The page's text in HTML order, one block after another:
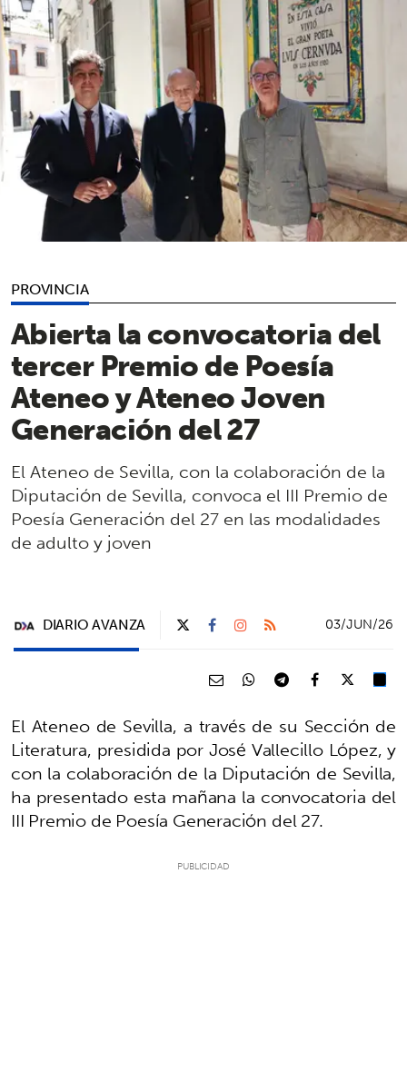
PROVINCIA
Abierta la convocatoria del
tercer Premio de Poesía
Ateneo y Ateneo Joven
Generación del 27
El Ateneo de Sevilla, con la colaboración de la
Diputación de Sevilla, convoca el III Premio de
Poesía Generación del 27 en las modalidades
de adulto y joven
DIARIO AVANZA 03/JUN/26
El Ateneo de Sevilla, a través de su Sección de
Literatura, presidida por José Vallecillo López, y
con la colaboración de la Diputación de Sevilla,
ha presentado esta mañana la convocatoria del
III Premio de Poesía Generación del 27.